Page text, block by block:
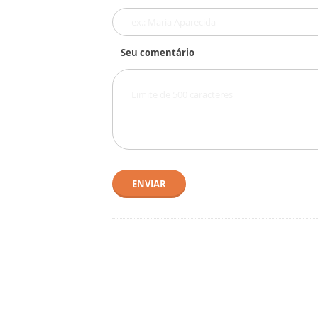
Seu comentário
ENVIAR